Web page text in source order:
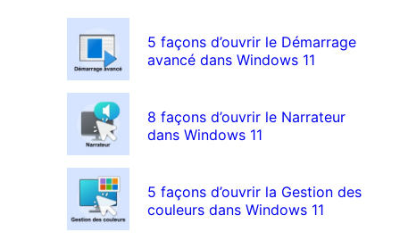
5 façons d’ouvrir le Démarrage
avancé dans Windows 11
8 façons d’ouvrir le Narrateur
dans Windows 11
5 façons d’ouvrir la Gestion des
couleurs dans Windows 11